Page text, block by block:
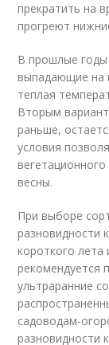
прекратить на
прогреют
В прошлые годы
выпадающие на
теплая
Вторым
раньше,
условия
весны.
При выборе
разновидности
короткого лета
рекомендуется
ультраранние
садоводам-
разновидности